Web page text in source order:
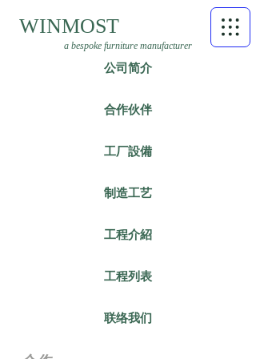
WINMOST
a bespoke furniture manufacturer
公司简介
工厂設備
合作伙伴
制造工艺
联络我们
工程介紹
工程列表